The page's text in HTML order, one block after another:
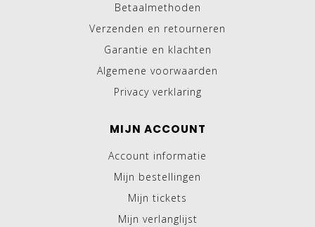
Betaalmethoden
Verzenden en retourneren
Garantie en klachten
Algemene voorwaarden
Privacy verklaring
MIJN ACCOUNT
Account informatie
Mijn bestellingen
Mijn tickets
Mijn verlanglijst